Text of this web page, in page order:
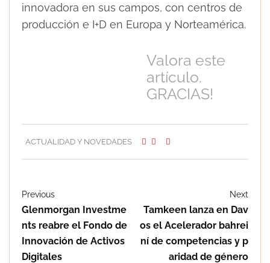
innovadora en sus campos, con centros de
producción e I+D en Europa y Norteamérica.
Valora este
artículo.
GRACIAS!
ACTUALIDAD Y NOVEDADES
Previous
Glenmorgan Investme
nts reabre el Fondo de
Innovación de Activos
Digitales
Next
Tamkeen lanza en Dav
os el Acelerador bahrei
ní de competencias y p
aridad de género